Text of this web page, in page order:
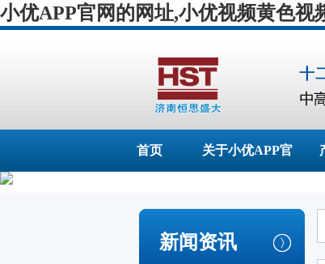
小优APP官网的网址,小优视频黄色
首页 关于小优APP官
新闻资讯